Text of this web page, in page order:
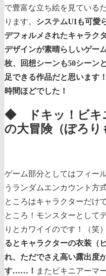
で豊富な立ち絵を見ている
ります。 システムUIも可愛
デフォルメされたキャラク
デザインが素晴らしいゲー
枚、回想シーンも50シーン
足できる作品だと思います
時間ほどでした！
◆ ドキッ！ビキ
の大冒険（ぽろり
ゲーム部分としてはフィー
うランダムエンカウント方
ところはキャラクターだけ
ところ！モンスターとして
りとカワイイのです！（笑
るとキャラクターの衣装（
れ、ただでさえ高い露出度
す……！ またビキニアーマ